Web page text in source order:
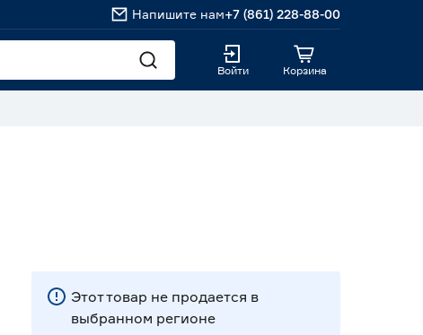
Напишите нам+7 (861) 228-88-00
Войти Корзина
Этот товар не продается в
выбранном регионе